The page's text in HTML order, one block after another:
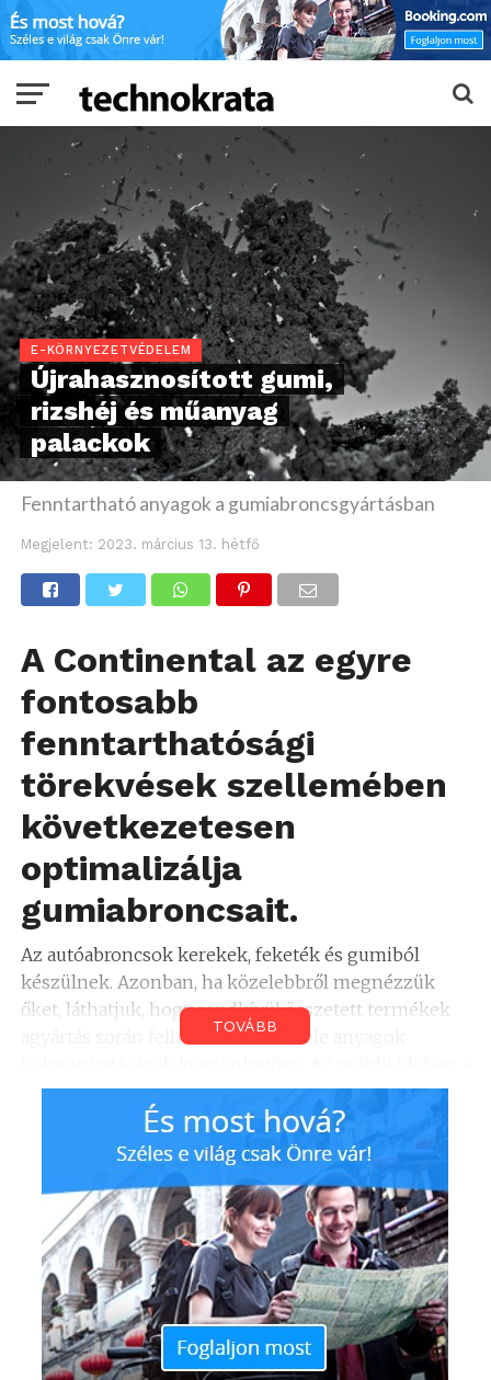
E-KÖRNYEZETVÉDELEM
Újrahasznosított gumi,
rizshéj és műanyag
palackok
Fenntartható anyagok a gumiabroncsgyártásban
Megjelent: 2023. március 13. hétfő
A Continental az egyre
fontosabb
fenntarthatósági
törekvések szellemében
következetesen
optimalizálja
gumiabroncsait.
Az autóabroncsok kerekek, feketék és gumiból
készülnek. Azonban, ha közelebbről megnézzük
őket, láthatjuk, hogy rendkívül összetett termékek
agyártás során felhasznált különféle anyagok
Continental anyagszakértői és
gumiabroncsmérnökei szép csendben
forradalmasítják a területet. A terveik szerint
legkésőbb 2050-re valamennyi gumiabroncsukat
fenntartható alapanyagokból fogják előállítani.
Addig persze még hosszú az út, de már most látszik,
hogy lépésről lépésre haladva a jövőben mely
alapanyagok fognak helyet kapni az
abroncsgyártásban. Ezek közé tartoznak például a
mezőgazdasági melléktermékek, például a
rizshéjból keletkező hamu, a pitypangból készült
TOVÁBB